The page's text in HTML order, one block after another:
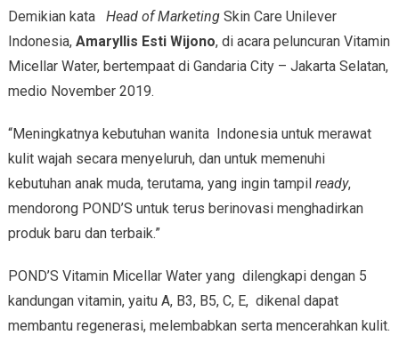
Demikian kata Head of MarketingSkin Care Unilever
Indonesia, Amaryllis Esti Wijono, di acara peluncuran Vitamin
Micellar Water, bertempaat di Gandaria City – Jakarta Selatan,
medio November 2019.
“Meningkatnya kebutuhan wanita Indonesia untuk merawat
kulit wajah secara menyeluruh, dan untuk memenuhi
kebutuhan anak muda, terutama, yang ingin tampil ready,
mendorong POND’S untuk terus berinovasi menghadirkan
produk baru dan terbaik.”
POND’S Vitamin Micellar Water yang dilengkapi dengan 5
kandungan vitamin, yaitu A, B3, B5, C, E, dikenal dapat
membantu regenerasi, melembabkan serta mencerahkan kulit.